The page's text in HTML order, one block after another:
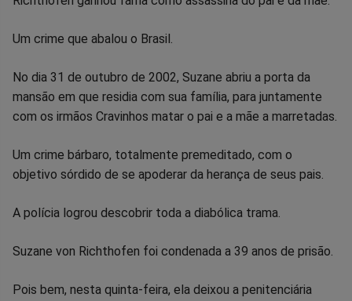
Um crime que abalou o Brasil.
No dia 31 de outubro de 2002, Suzane abriu a porta da
mansão em que residia com sua família, para juntamente
com os irmãos Cravinhos matar o pai e a mãe a marretadas.
Um crime bárbaro, totalmente premeditado, com o
objetivo sórdido de se apoderar da herança de seus pais.
A polícia logrou descobrir toda a diabólica trama.
Suzane von Richthofen foi condenada a 39 anos de prisão.
Pois bem, nesta quinta-feira, ela deixou a penitenciária